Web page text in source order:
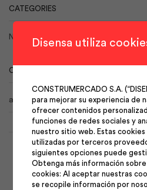
CATEGORIES
No hay categorías
CALENDAR
agosto 2026
M X J
4 5 6
11 12 13
Disensa utiliza
CONSTRUMERCADO S.A.
para mejorar su experiencia de
ofrecer contenidos
funciones de redes sociales y
nuestro sitio web. Estas
utilizadas por terceros
siguientes opciones puede
Obtenga más información
cookies: Al aceptar nuestras
se recopile información por